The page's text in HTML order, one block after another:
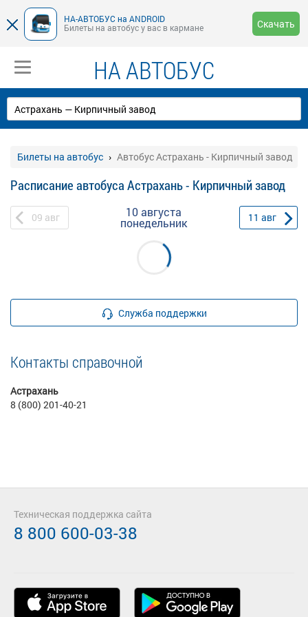
НА-АВТОБУС на ANDROID
Билеты на автобус у вас в кармане
Скачать
НА АВТОБУС
Билеты на автобус Автобус Астрахань - Кирпичный завод
Расписание автобуса Астрахань - Кирпичный завод
09 авг 10 августа
понедельник 11 авг
Служба поддержки
Контакты справочной
Астрахань
8 (800) 201-40-21
Техническая поддержка сайта
8 800 600-03-38